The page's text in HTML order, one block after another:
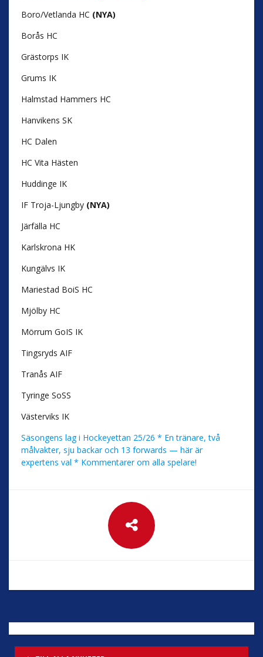
Boro/Vetlanda HC (NYA)
Borås HC
Grästorps IK
Grums IK
Halmstad Hammers HC
Hanvikens SK
HC Dalen
HC Vita Hästen
Huddinge IK
IF Troja-Ljungby (NYA)
Järfälla HC
Karlskrona HK
Kungälvs IK
Mariestad BoiS HC
Mjölby HC
Mörrum GoIS IK
Tingsryds AIF
Tranås AIF
Tyringe SoSS
Västerviks IK
Säsongens lag i Hockeyettan 25/26 * En tränare, två
målvakter, sju backar och 13 forwards — här är
expertens val * Kommentarer om alla spelare!